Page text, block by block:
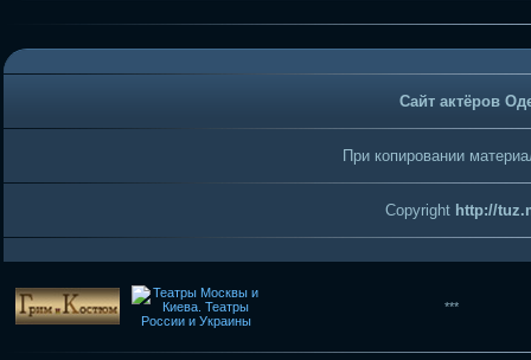
Сайт актёров
При копировании
Copyright http://
***